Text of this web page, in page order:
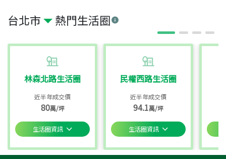
台北市 熱門生活圈
林森北路生活圈
近半年成交價
80萬/坪
生活圈資訊
民權西路生活圈
近半年成交價
94.1萬/坪
生活圈資訊